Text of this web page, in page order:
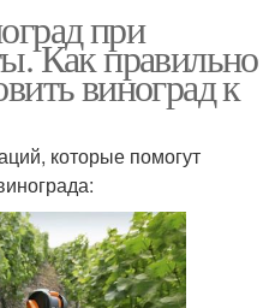
при
Как правильно
виноград к
которые помогут